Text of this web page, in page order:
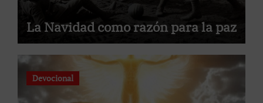
La Navidad como razón para la paz
Devocional